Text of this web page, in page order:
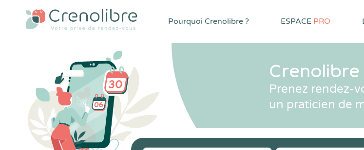
Pourquoi Crenolibre ? ESPACE PRO
Crenolibre
Prenez rendez-
un praticien de